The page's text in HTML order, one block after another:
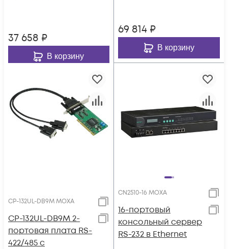
37 658 ₽
В корзину
69 814 ₽
В корзину
CP-132UL-DB9M MOXA
CP-132UL-DB9M 2-
портовая плата RS-
422/485 с
CN2510-16 MOXA
16-портовый
консольный сервер
RS-232 в Ethernet